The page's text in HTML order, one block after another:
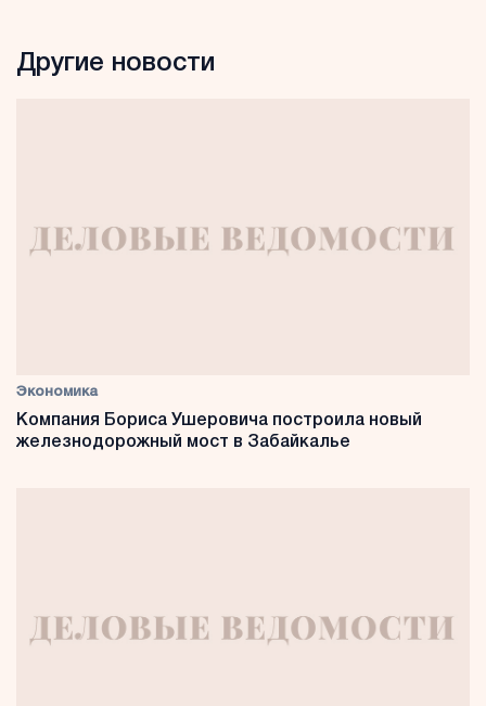
Другие новости
Экономика
Компания Бориса Ушеровича построила новый
железнодорожный мост в Забайкалье